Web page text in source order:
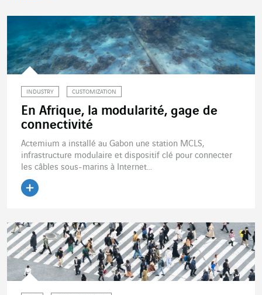
INDUSTRY CUSTOMIZATION
En Afrique, la modularité, gage de
connectivité
Actemium a installé au Gabon une station MCLS,
infrastructure modulaire et dispositif clé pour connecter
les câbles sous-marins à Internet...